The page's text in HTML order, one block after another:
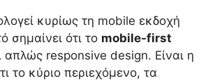
κυρίως τη mobile εκδοχή
σημαίνει ότι το mobile-first
απλώς responsive design. Είναι η
το κύριο περιεχόμενο, τα